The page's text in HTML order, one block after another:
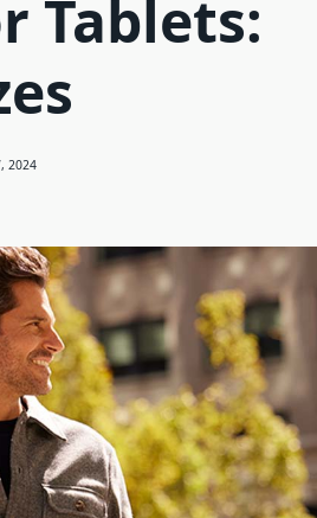
Tablets:
2024